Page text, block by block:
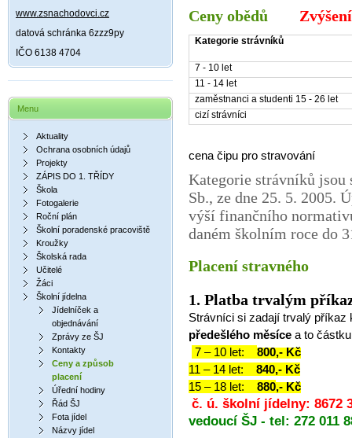
www.zsnachodovci.cz
datová schránka 6zzz9py
IČO 6138 4704
Menu
Aktuality
Ochrana osobních údajů
Projekty
ZÁPIS DO 1. TŘÍDY
Škola
Fotogalerie
Roční plán
Školní poradenské pracoviště
Kroužky
Školská rada
Učitelé
Žáci
Školní jídelna
Jídelníček a
objednávání
Zprávy ze ŠJ
Kontakty
Ceny a způsob
placení
Úřední hodiny
Řád ŠJ
Fota jídel
Názvy jídel
Ceny obědů
Kategorie strávníků
7 - 10 let
11 - 14 let
zaměstnanci a studenti 15 - 26 let
cizí strávníci
cena čipu pro stravování
Kategorie strávníků jsou
Sb., ze dne 25. 5. 2005.
výší finančního
daném školním roce do
Placení stravného
1. Platba trvalým
Strávníci si zadají trvalý
předešlého měsíce a to
7 – 10 let: 800,- Kč
11 – 14 let: 840,- Kč
15 – 18 let: 880,-Kč
č. ú. školní jídelny: 8672
vedoucí ŠJ - tel: 272 011